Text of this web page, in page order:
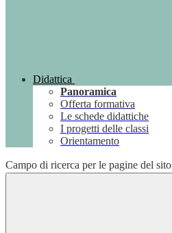
Didattica
Panoramica
Offerta formativa
Le schede didattiche
I progetti delle classi
Orientamento
Campo di ricerca per le pagine del sito